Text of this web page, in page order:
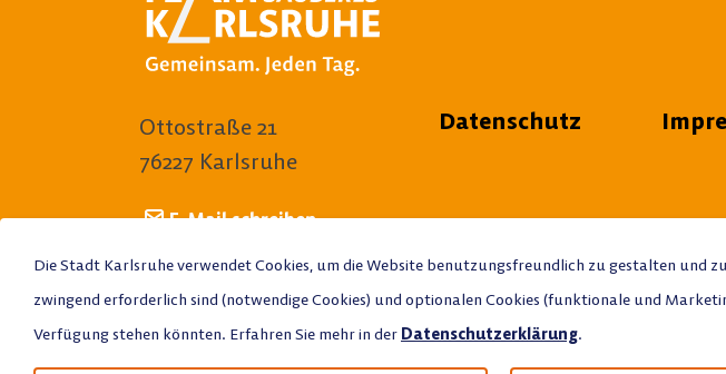
Ottostraße 21
76227 Karlsruhe
E-Mail schreiben
Anrufen
Stadtplan
Datenschutz
Die Stadt Karlsruhe verwendet Cookies, um die Website benutzungsfreundlich zu gestalten und
zwingend erforderlich sind (notwendige Cookies) und optionalen Cookies (funktionale und
Verfügung stehen könnten. Erfahren Sie mehr in der Datenschutzerklärung.